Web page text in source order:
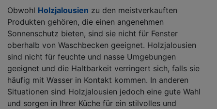
Obwohl Holzjalousien zu den meistverkauften
Produkten gehören, die einen angenehmen
Sonnenschutz bieten, sind sie nicht für Fenster
oberhalb von Waschbecken geeignet. Holzjalousien
sind nicht für feuchte und nasse Umgebungen
geeignet und die Haltbarkeit verringert sich, falls sie
häufig mit Wasser in Kontakt kommen. In anderen
Situationen sind Holzjalousien jedoch eine gute Wahl
und sorgen in Ihrer Küche für ein stilvolles und